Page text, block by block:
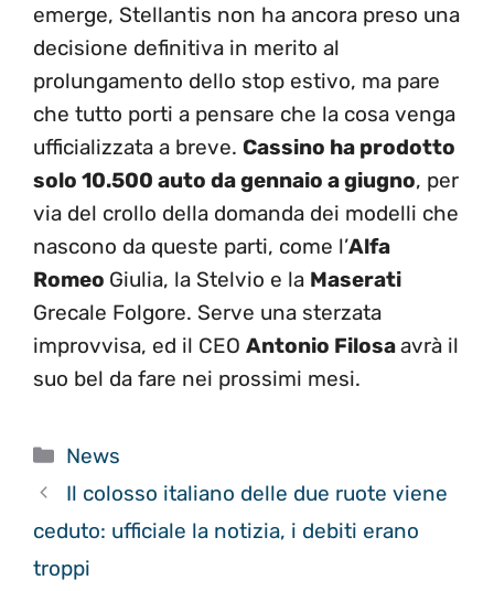
emerge, Stellantis non ha ancora preso una
decisione definitiva in merito al
prolungamento dello stop estivo, ma pare
che tutto porti a pensare che la cosa venga
ufficializzata a breve. Cassino ha prodotto
solo 10.500 auto da gennaio a giugno, per
via del crollo della domanda dei modelli che
nascono da queste parti, come l’Alfa
Romeo Giulia, la Stelvio e la Maserati
Grecale Folgore. Serve una sterzata
improvvisa, ed il CEO Antonio Filosaavrà il
suo bel da fare nei prossimi mesi.
Categorie
News
Il colosso italiano delle due ruote viene
ceduto: ufficiale la notizia, i debiti erano
troppi